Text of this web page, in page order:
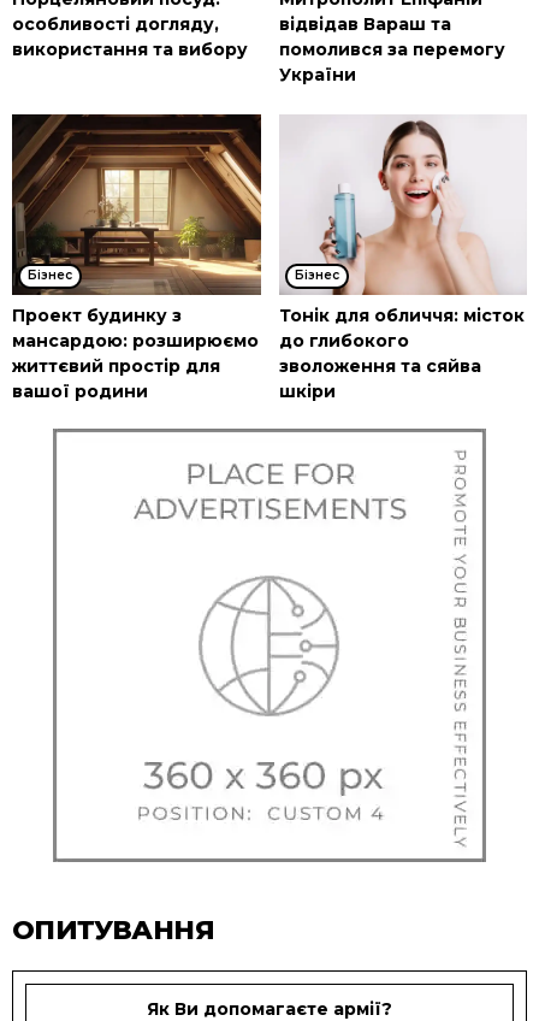
особливості догляду,
використання та вибору
відвідав Вараш та
помолився за перемогу
України
Бізнес
Проект будинку з
мансардою: розширюємо
життєвий простір для
вашої родини
Бізнес
Тонік для обличчя: місток
до глибокого
зволоження та сяйва
шкіри
ОПИТУВАННЯ
Як Ви допомагаєте армії?